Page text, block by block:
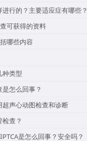
行的？主要适应症有哪些？
可获得的资料
哪些内容
种类型
怎么回事？
超声心动图检查和诊断
查？
是怎么回事？安全吗？